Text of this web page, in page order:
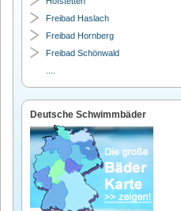
Freibad Haslach
Freibad Hornberg
Freibad Schönwald
Deutsche Schwimmbäder